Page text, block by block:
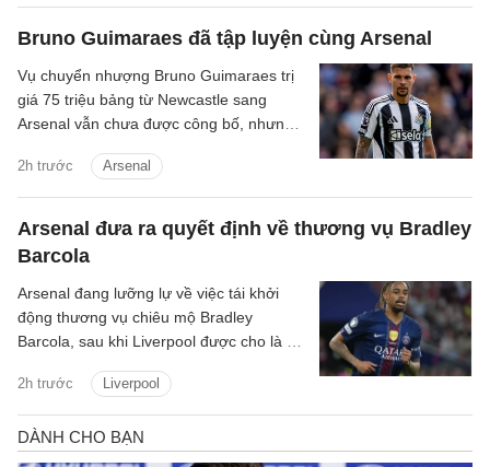
Bruno Guimaraes đã tập luyện cùng Arsenal
2h trước Arsenal
Vụ chuyển nhượng Bruno Guimaraes trị
giá 75 triệu bảng từ Newcastle sang
Arsenal vẫn chưa được công bố, nhưng
Arsenal đưa ra quyết định về thương vụ Bradley
Barcola
2h trước Liverpool
Arsenal đang lưỡng lự về việc tái khởi
động thương vụ chiêu mộ Bradley
Barcola, sau khi Liverpool được cho là đã